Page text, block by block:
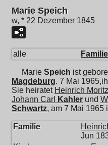
Marie Speich
w, * 22 Dezember 1845
alle
Marie Speich ist
Magdeburg. 7 Mai
Sie heiratet Heinrich
Johann Carl
Kahler und
Schwartz, am 7 Mai 1965
Familie
Jun